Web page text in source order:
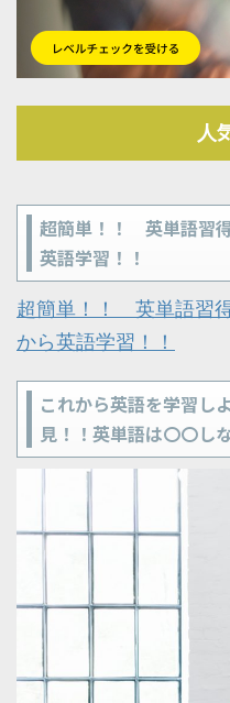
人
超簡単！！ 英単語習
英語学習！！
超簡単！！ 英単語習
から英語学習！！
これから英語を学習し
見！！英単語は〇〇し